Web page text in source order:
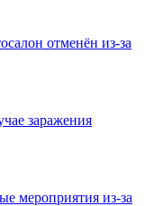
отменён из-за
заражения
мероприятия из-за